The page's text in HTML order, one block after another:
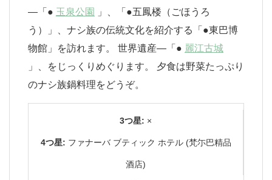
―「● 玉泉公園
」、「●五鳳楼（ごほうろ
う）」、ナシ族の伝統文化を紹介する「●東巴博
物館」を訪れます。 世界遺産―「● 麗江古城
」、をじっくりめぐります。 夕食は野菜たっぷり
のナシ族鍋料理をどうぞ。
3つ星: ×
4つ星: ファナーバ ブティック ホテル (梵尓巴精品
酒店)